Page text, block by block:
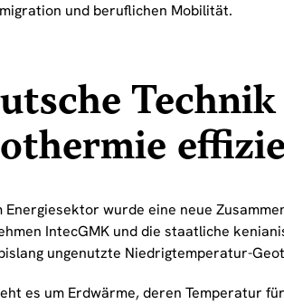
und beruflichen Mobilität.
Energiesektor wurde eine neue
IntecGMK und die staatliche
ungenutzte Niedrigtemperatur-
es um Erdwärme, deren Temperatur